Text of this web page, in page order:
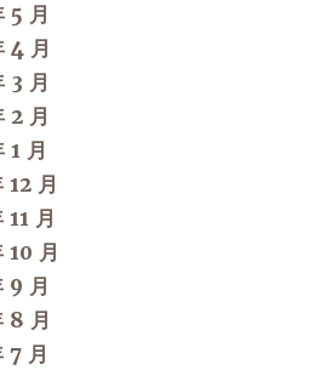
5 月
4 月
3 月
2 月
1 月
12 月
月
10 月
9 月
8 月
7 月